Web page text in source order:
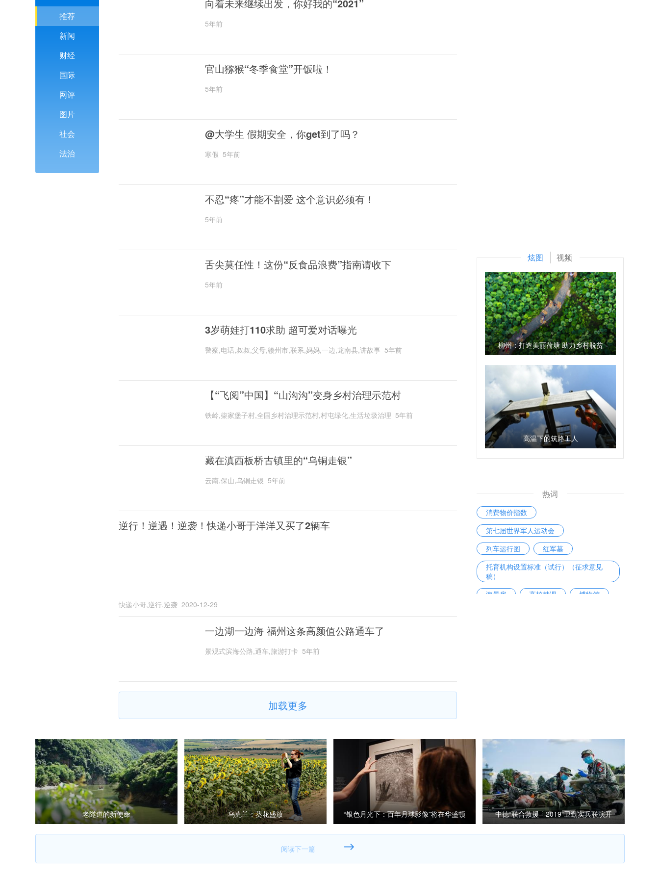
推荐
新闻
财经
国际
网评
图片
社会
法治
向着未来继续出发，你好我的“2021”
5年前
官山猕猴“冬季食堂”开饭啦！
5年前
@大学生 假期安全，你get到了吗？
寒假 5年前
不忍“疼”才能不割爱 这个意识必须有！
5年前
舌尖莫任性！这份“反食品浪费”指南请收下
5年前
3岁萌娃打110求助 超可爱对话曝光
警察,电话,叔叔,父母,赣州市,联系,妈妈,一边,龙南县,讲故事 5年前
【“飞阅”中国】“山沟沟”变身乡村治理示范村
铁岭,柴家堡子村,全国乡村治理示范村,村屯绿化,生活垃圾治理 5年前
藏在滇西板桥古镇里的“乌铜走银”
云南,保山,乌铜走银 5年前
逆行！逆遇！逆袭！快递小哥于洋洋又买了2辆车
快递小哥,逆行,逆袭 2020-12-29
一边湖一边海 福州这条高颜值公路通车了
景观式滨海公路,通车,旅游打卡 5年前
加载更多
炫图 视频
柳州：打造美丽荷塘 助力乡村脱贫
高温下的筑路工人
热词
消费物价指数
第七届世界军人运动会
列车运行图
红军墓
托育机构设置标准（试行）（征求意见
稿）
海景房
高校替课
博物馆
老隧道的新使命 乌克兰：葵花盛放
“银色月光下：百年月球影像”将在华盛顿
中德“联合救援—2019”卫勤实兵联演开